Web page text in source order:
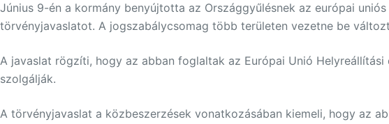
Június 9-én a kormány benyújtotta az Országgyűlésnek az európai
törvényjavaslatot. A jogszabálycsomag több területen vezetne be
A javaslat rögzíti, hogy az abban foglaltak az Európai Unió
szolgálják.
A törvényjavaslat a közbeszerzések vonatkozásában kiemeli, hogy az